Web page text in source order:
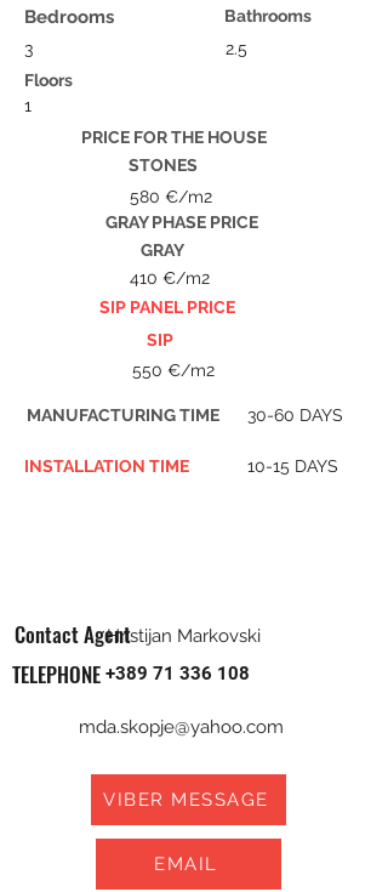
Bedrooms
3
Bathrooms
2.5
Floors
1
PRICE FOR THE HOUSE
STONES
580 €/m2
GRAY PHASE PRICE
GRAY
410 €/m2
SIP PANEL PRICE
SIP
550 €/m2
MANUFACTURING TIME 30-60 DAYS
INSTALLATION TIME 10-15 DAYS
Contact AgentHristijan Markovski
TELEPHONE +389 71 336 108
mda.skopje@yahoo.com
VIBER MESSAGE
EMAIL